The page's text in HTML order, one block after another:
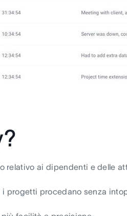
relativo ai dipendenti e delle
progetti procedano senza